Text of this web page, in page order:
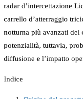
radar d’intercettazione
carrello d’atterraggio
notturna più avanzati del
potenzialità, tuttavia,
diffusione e l’impatto
Indice